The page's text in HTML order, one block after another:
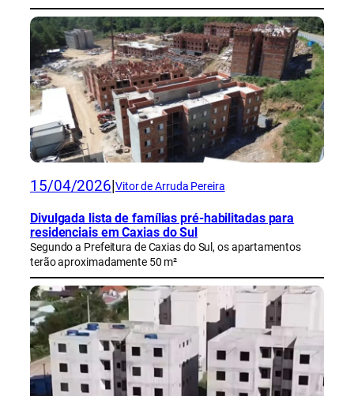
15/04/2026 Vitor de Arruda Pereira
Divulgada lista de famílias pré-habilitadas para
residenciais em Caxias do Sul
Segundo a Prefeitura de Caxias do Sul, os apartamentos
terão aproximadamente 50 m²